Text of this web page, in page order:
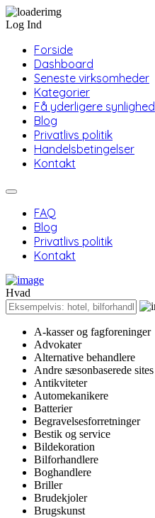
Log Ind
Forside
Dashboard
Seneste virksomheder
Kategorier
Få yderligere synlighed
Blog
Privatlivs politik
Handelsbetingelser
Kontakt
FAQ
Blog
Privatlivs politik
Kontakt
Hvad
A-kasser og fagforeninger
Advokater
Alternative behandlere
Andre sæsonbaserede sites
Antikviteter
Automekanikere
Batterier
Begravelsesforretninger
Bestik og service
Bildekoration
Bilforhandlere
Boghandlere
Briller
Brudekjoler
Brugskunst